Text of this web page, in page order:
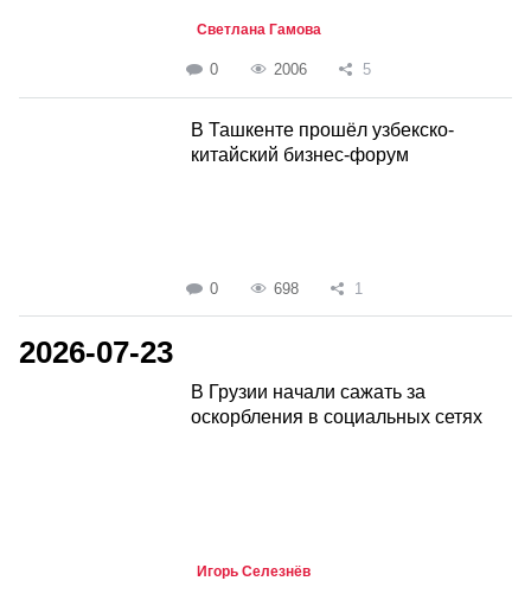
Светлана Гамова
0 2006 5
В Ташкенте прошёл узбекско-
китайский бизнес-форум
0 698 1
2026-07-23
В Грузии начали сажать за
оскорбления в социальных сетях
Игорь Селезнёв